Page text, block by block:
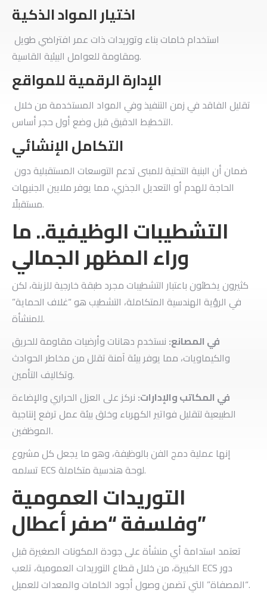
​اختيار المواد الذكية
ومقاومة للعوامل البيئية القاسية.
​الإدارة الرقمية للمواقع
التخطيط الدقيق قبل وضع أول حجر أساس.
​التكامل الإنشائي
الحاجة للهدم أو التعديل الجذري، مما يوفر ملايين الجنيهات
مستقبلًا.
​التشطيبات الوظيفية.. ما
وراء المظهر الجمالي
​كثيرون يخطئون باعتبار التشطيبات مجرد طبقة خارجية للزينة، لكن
في الرؤية الهندسية المتكاملة، التشطيب هو “غلاف الحماية”
للمنشأة.
​في المصانع: نستخدم دهانات وأرضيات مقاومة للحريق
والكيماويات، مما يوفر بيئة آمنة تقلل من مخاطر الحوادث
وتكاليف التأمين.
في المكاتب والإدارات: نركز على العزل الحراري والإضاءة
الطبيعية لتقليل فواتير الكهرباء وخلق بيئة عمل ترفع إنتاجية
الموظفين.
إنها عملية دمج الفن بالوظيفة، وهو ما يجعل كل مشروع
تسلمه ECS لوحة هندسية متكاملة.
​التوريدات العمومية
وفلسفة “صفر أعطال”
​تعتمد استدامة أي منشأة على جودة المكونات الصغيرة قبل
الكبيرة، من خلال قطاع التوريدات العمومية، تلعب ECS دور
“المصفاة” التي تضمن وصول أجود الخامات والمعدات للعميل.